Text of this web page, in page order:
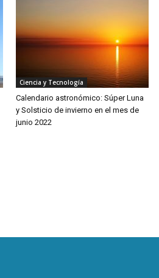
Ciencia y Tecnología
Calendario astronómico: Súper Luna
y Solsticio de invierno en el mes de
junio 2022